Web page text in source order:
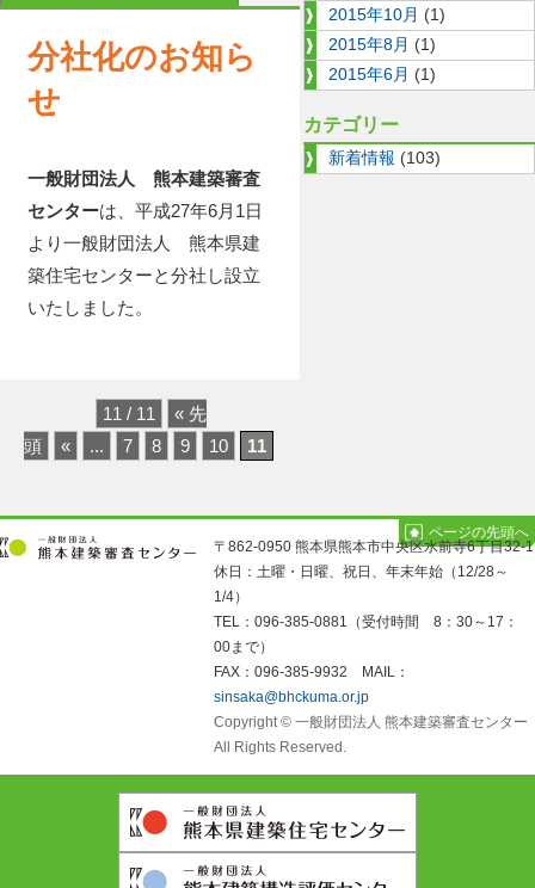
分社化のお知ら
せ
一般財団法人 熊本建築審査
センターは、平成27年6月1日
より一般財団法人 熊本県建
築住宅センターと分社し設立
いたしました。
11 / 11
« 先
頭
« ... 7 8 9 10 11
2015年10月 (1)
2015年8月 (1)
2015年6月 (1)
カテゴリー
新着情報 (103)
ページの先頭へ
〒862-0950 熊本県熊本市中央区水前寺6丁目32-1
休日：土曜・日曜、祝日、年末年始（12/28～
1/4）
TEL：096-385-0881（受付時間 8：30～17：
00まで）
FAX：096-385-9932 MAIL：
sinsaka@bhckuma.or.jp
Copyright © 一般財団法人 熊本建築審査センター
All Rights Reserved.